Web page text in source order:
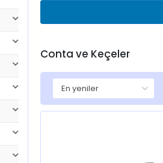
Conta ve Keçeler